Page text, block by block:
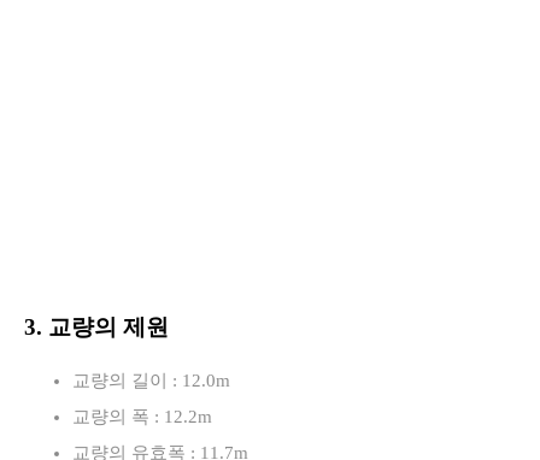
3. 교량의 제원
교량의 길이 : 12.0m
교량의 폭 : 12.2m
교량의 유효폭 : 11.7m